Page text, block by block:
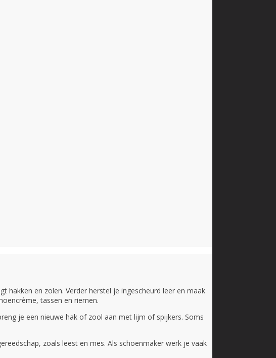
hakken en zolen. Verder herstel je ingescheurd leer en maak
tassen en riemen.
je een nieuwe hak of zool aan met lijm of spijkers. Soms
zoals leest en mes. Als schoenmaker werk je vaak